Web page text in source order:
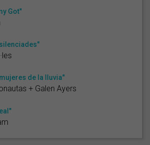
Got"
de la lluvia"
+ Galen Ayers